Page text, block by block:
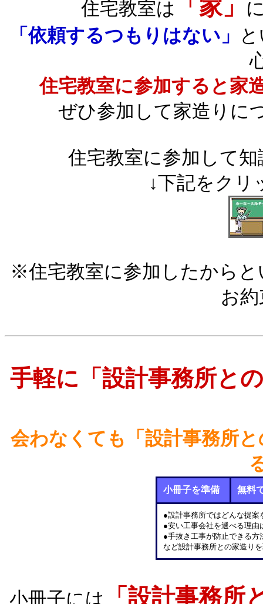
住宅教室は 「家」
「依頼するつもりはない」
住宅教室に参加すると家
ぜひ参加して家造りに
住宅教室に参加して
↓下記をクリ
※住宅教室に参加したから
お
手軽に「設計事務所と
会わなくても「設計事務所
小冊子を準備 無料
●設計事務所ではどんな提案
●安い工事会社を選べる理由
●手抜き工事が防止できる方
など設計事務所との家造り
小冊子には 「設計事務